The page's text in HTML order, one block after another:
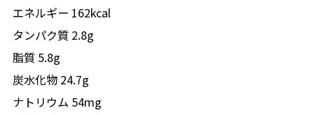
エネルギー 162kcal
タンパク質 2.8g
脂質 5.8g
炭水化物 24.7g
ナトリウム 54mg